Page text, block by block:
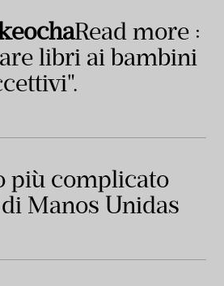
Read more :
libri ai bambini
più complicato
Manos Unidas